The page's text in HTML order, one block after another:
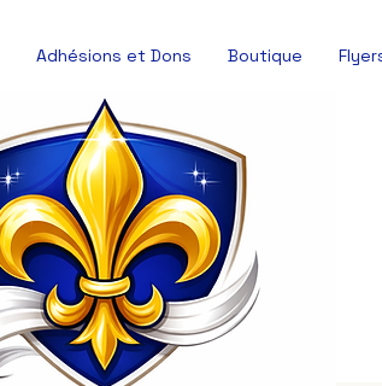
Adhésions et Dons Boutique